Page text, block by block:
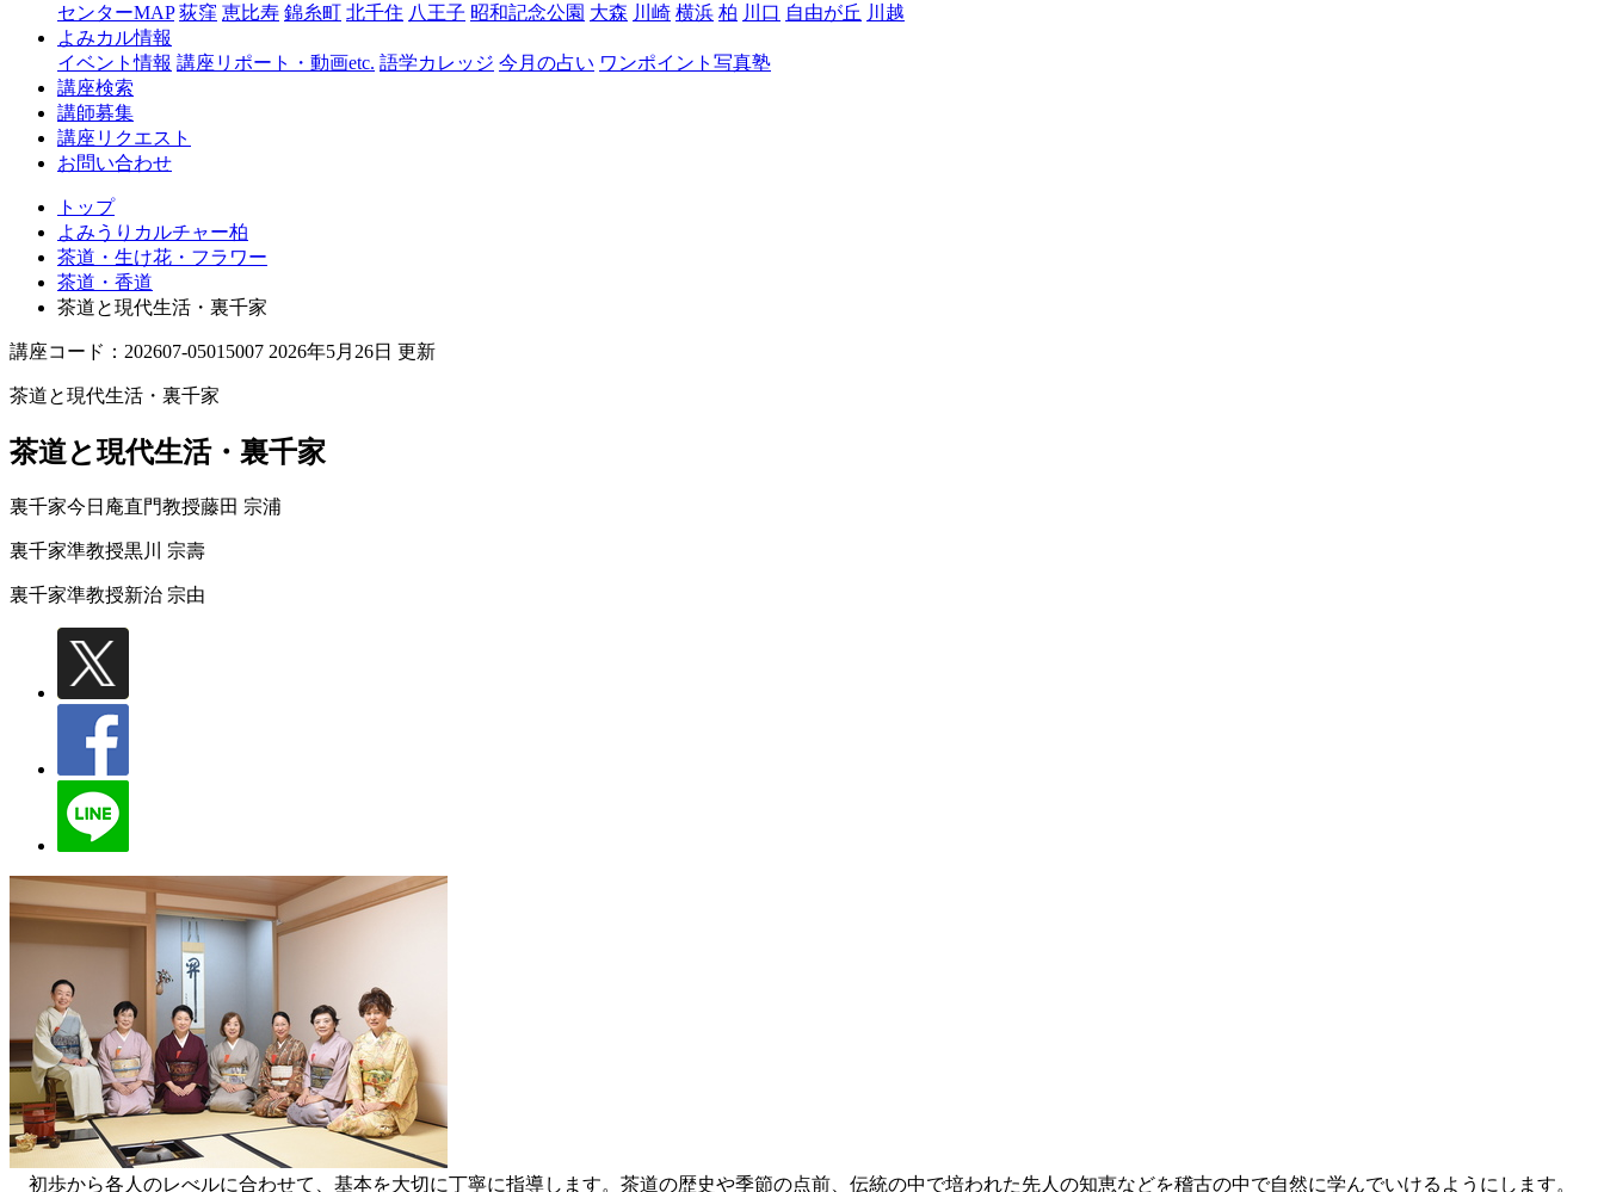
柏
センターMAP 荻窪 恵比寿 錦糸町 北千住 八王子 昭和記念公園 大森 川崎 横浜 柏 川口 自由が丘 川越
よみカル情報
イベント情報 講座リポート・動画etc. 語学カレッジ 今月の占い ワンポイント写真塾
講座検索
講師募集
講座リクエスト
お問い合わせ
トップ
よみうりカルチャー柏
茶道・生け花・フラワー
茶道・香道
茶道と現代生活・裏千家
講座コード：202607-05015007 2026年5月26日 更新
茶道と現代生活・裏千家
茶道と現代生活・裏千家
裏千家今日庵直門教授藤田 宗浦
裏千家準教授黒川 宗壽
裏千家準教授新治 宗由
初歩から各人のレべルに合わせて、基本を大切に丁寧に指導します。茶道の歴史や季節の点前、伝統の中で培われた先人の知恵などを稽古の中で自然に学んでいけるようにします。